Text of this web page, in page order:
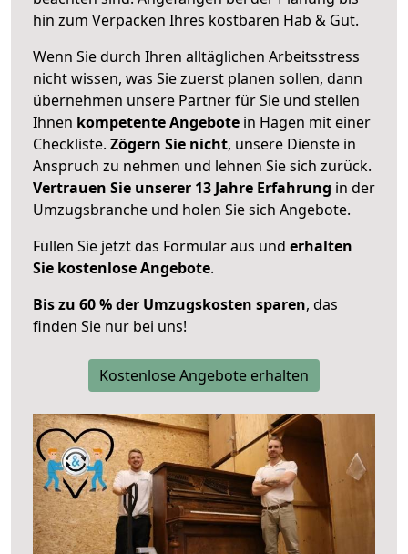
hin zum Verpacken Ihres kostbaren Hab & Gut.
Wenn Sie durch Ihren alltäglichen Arbeitsstress
nicht wissen, was Sie zuerst planen sollen, dann
übernehmen unsere Partner für Sie und stellen
Ihnen kompetente Angebote in Hagen mit einer
Checkliste. Zögern Sie nicht, unsere Dienste in
Anspruch zu nehmen und lehnen Sie sich zurück.
Vertrauen Sie unserer 13 Jahre Erfahrung in der
Umzugsbranche und holen Sie sich Angebote.
Füllen Sie jetzt das Formular aus und erhalten
Sie kostenlose Angebote.
Bis zu 60 % der Umzugskosten sparen, das
finden Sie nur bei uns!
Kostenlose Angebote erhalten